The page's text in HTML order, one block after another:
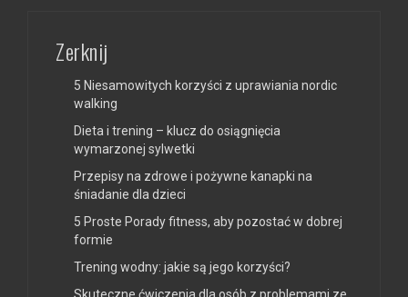
Zerknij
5 Niesamowitych korzyści z uprawiania nordic
walking
Dieta i trening – klucz do osiągnięcia
wymarzonej sylwetki
Przepisy na zdrowe i pożywne kanapki na
śniadanie dla dzieci
5 Proste Porady fitness, aby pozostać w dobrej
formie
Trening wodny: jakie są jego korzyści?